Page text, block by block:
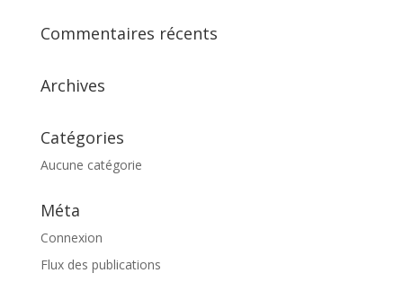
Commentaires récents
Archives
Catégories
Aucune catégorie
Méta
Connexion
Flux des publications